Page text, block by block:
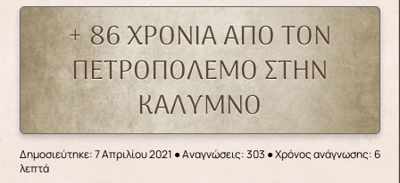
+ 86 ΧΡΟΝΙΑ ΑΠΟ ΤΟΝ
ΠΕΤΡΟΠΟΛΕΜΟ ΣΤΗΝ
ΚΑΛΥΜΝΟ
Δημοσιεύτηκε: 7 Απριλίου 2021 ●Αναγνώσεις: 303 ● Χρόνος ανάγνωσης: 6
λεπτά